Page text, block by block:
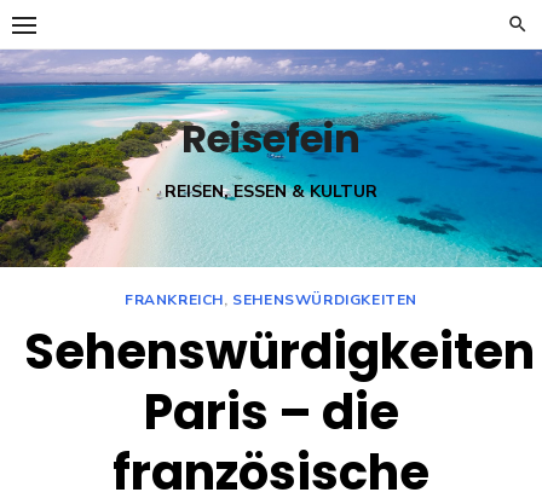
Skip
to
content
Reisefein
REISEN, ESSEN & KULTUR
FRANKREICH, SEHENSWÜRDIGKEITEN
Sehenswürdigkeiten
Paris – die
französische